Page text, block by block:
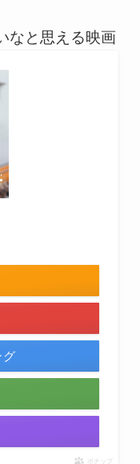
なと思える映画
グ
ポチップ